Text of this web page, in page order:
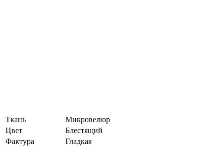
Ткань
Микровелюр
Цвет
Блестящий
Фактура
Гладкая